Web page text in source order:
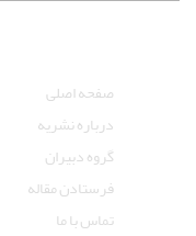
صفحه اصلی
درباره نشریه
گروه دبیران
فرستادن مقاله
تماس با ما